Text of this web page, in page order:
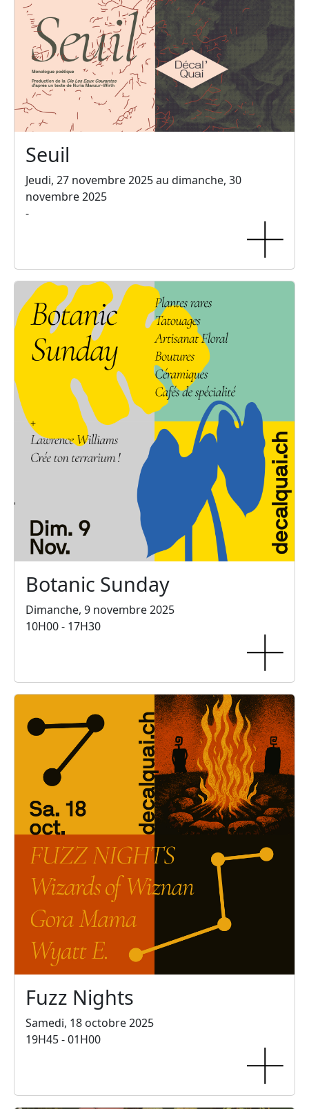
Seuil
Jeudi, 27 novembre 2025 au dimanche, 30
novembre 2025
-
Botanic Sunday
Dimanche, 9 novembre 2025
10H00 - 17H30
Fuzz Nights
Samedi, 18 octobre 2025
19H45 - 01H00